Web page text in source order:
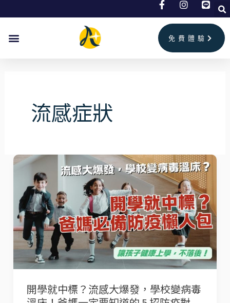
免費體驗
流感症狀
開學就中標？流感大爆發，學校變病毒
開
學
就
中
標？
流
感
爆